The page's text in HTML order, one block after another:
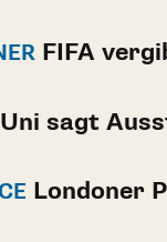
FIFA
Uni sagt
Londoner